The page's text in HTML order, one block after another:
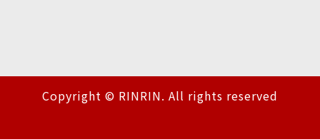
Copyright © RINRIN. All rights reserved